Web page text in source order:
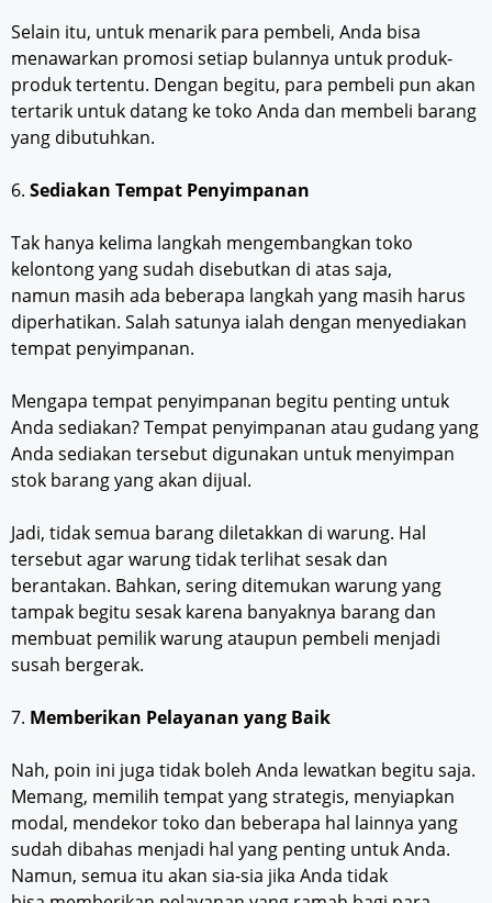
Selain itu, untuk menarik para pembeli, Anda bisa
menawarkan promosi setiap bulannya untuk produk-
produk tertentu. Dengan begitu, para pembeli pun akan
tertarik untuk datang ke toko Anda dan membeli barang
yang dibutuhkan.
6. Sediakan Tempat Penyimpanan
Tak hanya kelima langkah mengembangkan toko
kelontong yang sudah disebutkan di atas saja,
namun masih ada beberapa langkah yang masih harus
diperhatikan. Salah satunya ialah dengan menyediakan
tempat penyimpanan.
Mengapa tempat penyimpanan begitu penting untuk
Anda sediakan? Tempat penyimpanan atau gudang yang
Anda sediakan tersebut digunakan untuk menyimpan
stok barang yang akan dijual.
Jadi, tidak semua barang diletakkan di warung. Hal
tersebut agar warung tidak terlihat sesak dan
berantakan. Bahkan, sering ditemukan warung yang
tampak begitu sesak karena banyaknya barang dan
membuat pemilik warung ataupun pembeli menjadi
susah bergerak.
7. Memberikan Pelayanan yang Baik
Nah, poin ini juga tidak boleh Anda lewatkan begitu saja.
Memang, memilih tempat yang strategis, menyiapkan
modal, mendekor toko dan beberapa hal lainnya yang
sudah dibahas menjadi hal yang penting untuk Anda.
Namun, semua itu akan sia-sia jika Anda tidak